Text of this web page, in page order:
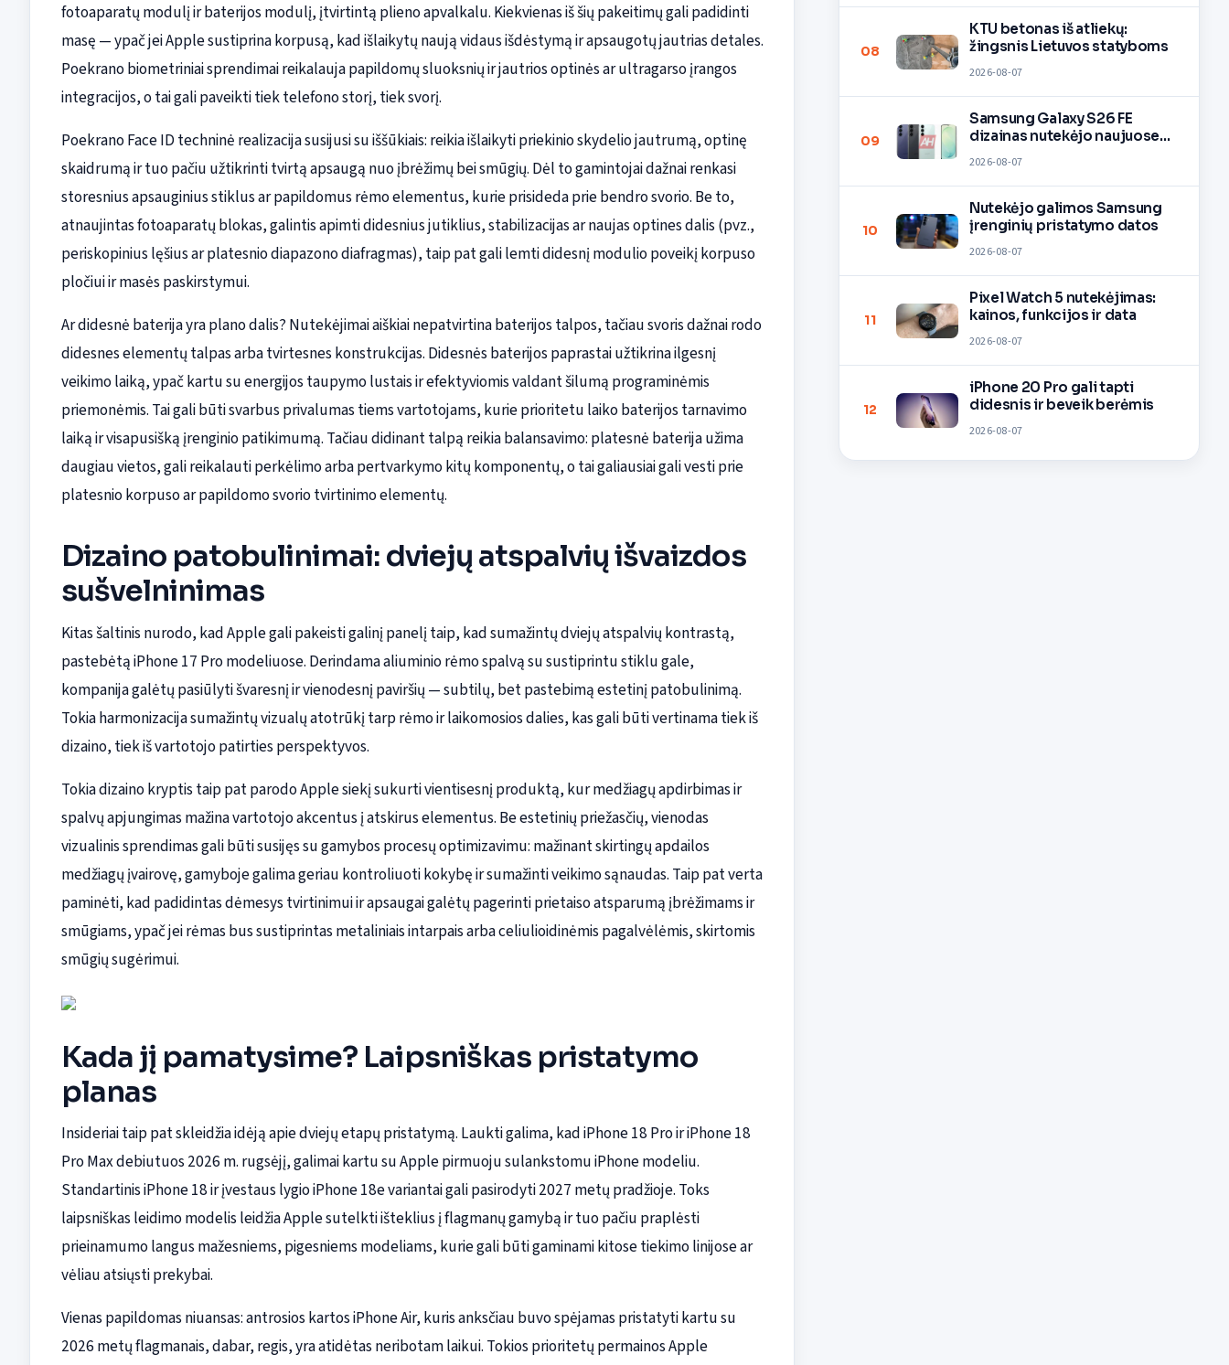
fotoaparatų modulį ir baterijos modulį, įtvirtintą plieno apvalkalu. Kiekvienas iš šių pakeitimų gali padidinti
masę — ypač jei Apple sustiprina korpusą, kad išlaikytų naują vidaus išdėstymą ir apsaugotų jautrias detales.
Poekrano biometriniai sprendimai reikalauja papildomų sluoksnių ir jautrios optinės ar ultragarso įrangos
integracijos, o tai gali paveikti tiek telefono storį, tiek svorį.
Poekrano Face ID techninė realizacija susijusi su iššūkiais: reikia išlaikyti priekinio skydelio jautrumą, optinę
skaidrumą ir tuo pačiu užtikrinti tvirtą apsaugą nuo įbrėžimų bei smūgių. Dėl to gamintojai dažnai renkasi
storesnius apsauginius stiklus ar papildomus rėmo elementus, kurie prisideda prie bendro svorio. Be to,
atnaujintas fotoaparatų blokas, galintis apimti didesnius jutiklius, stabilizacijas ar naujas optines dalis (pvz.,
periskopinius lęšius ar platesnio diapazono diafragmas), taip pat gali lemti didesnį modulio poveikį korpuso
pločiui ir masės paskirstymui.
Ar didesnė baterija yra plano dalis? Nutekėjimai aiškiai nepatvirtina baterijos talpos, tačiau svoris dažnai rodo
didesnes elementų talpas arba tvirtesnes konstrukcijas. Didesnės baterijos paprastai užtikrina ilgesnį
veikimo laiką, ypač kartu su energijos taupymo lustais ir efektyviomis valdant šilumą programinėmis
priemonėmis. Tai gali būti svarbus privalumas tiems vartotojams, kurie prioritetu laiko baterijos tarnavimo
laiką ir visapusišką įrenginio patikimumą. Tačiau didinant talpą reikia balansavimo: platesnė baterija užima
daugiau vietos, gali reikalauti perkėlimo arba pertvarkymo kitų komponentų, o tai galiausiai gali vesti prie
platesnio korpuso ar papildomo svorio tvirtinimo elementų.
Dizaino patobulinimai: dviejų atspalvių išvaizdos
sušvelninimas
Kitas šaltinis nurodo, kad Apple gali pakeisti galinį panelį taip, kad sumažintų dviejų atspalvių kontrastą,
pastebėtą iPhone 17 Pro modeliuose. Derindama aliuminio rėmo spalvą su sustiprintu stiklu gale,
kompanija galėtų pasiūlyti švaresnį ir vienodesnį paviršių — subtilų, bet pastebimą estetinį patobulinimą.
Tokia harmonizacija sumažintų vizualų atotrūkį tarp rėmo ir laikomosios dalies, kas gali būti vertinama tiek iš
dizaino, tiek iš vartotojo patirties perspektyvos.
Tokia dizaino kryptis taip pat parodo Apple siekį sukurti vientisesnį produktą, kur medžiagų apdirbimas ir
spalvų apjungimas mažina vartotojo akcentus į atskirus elementus. Be estetinių priežasčių, vienodas
vizualinis sprendimas gali būti susijęs su gamybos procesų optimizavimu: mažinant skirtingų apdailos
medžiagų įvairovę, gamyboje galima geriau kontroliuoti kokybę ir sumažinti veikimo sąnaudas. Taip pat verta
paminėti, kad padidintas dėmesys tvirtinimui ir apsaugai galėtų pagerinti prietaiso atsparumą įbrėžimams ir
smūgiams, ypač jei rėmas bus sustiprintas metaliniais intarpais arba celiulioidinėmis pagalvėlėmis, skirtomis
smūgių sugėrimui.
Kada jį pamatysime? Laipsniškas pristatymo
planas
Insideriai taip pat skleidžia idėją apie dviejų etapų pristatymą. Laukti galima, kad iPhone 18 Pro ir iPhone 18
Pro Max debiutuos 2026 m. rugsėjį, galimai kartu su Apple pirmuoju sulankstomu iPhone modeliu.
Standartinis iPhone 18 ir įvestaus lygio iPhone 18e variantai gali pasirodyti 2027 metų pradžioje. Toks
laipsniškas leidimo modelis leidžia Apple sutelkti išteklius į flagmanų gamybą ir tuo pačiu praplėsti
prieinamumo langus mažesniems, pigesniems modeliams, kurie gali būti gaminami kitose tiekimo linijose ar
vėliau atsiųsti prekybai.
Vienas papildomas niuansas: antrosios kartos iPhone Air, kuris anksčiau buvo spėjamas pristatyti kartu su
2026 metų flagmanais, dabar, regis, yra atidėtas neribotam laikui. Tokios prioritetų permainos Apple
08
KTU betonas iš atliekų:
žingsnis Lietuvos statyboms
2026-08-07
09
Samsung Galaxy S26 FE
dizainas nutekėjo naujuose
2026-08-07
10
Nutekėjo galimos Samsung
įrenginių pristatymo datos
2026-08-07
11
Pixel Watch 5 nutekėjimas:
kainos, funkcijos ir data
2026-08-07
12
iPhone 20 Pro gali tapti
didesnis ir beveik berėmis
2026-08-07